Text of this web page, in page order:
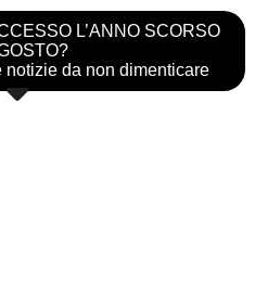
L’ANNO SCORSO
da non dimenticare